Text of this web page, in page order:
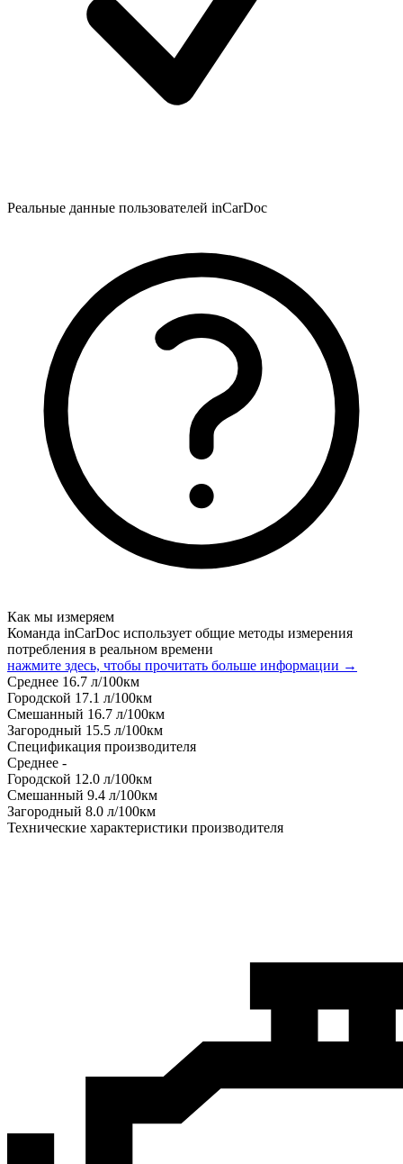
Реальные данные пользователей inCarDoc
Как мы измеряем
Команда inCarDoc использует общие методы измерения
потребления в реальном времени
нажмите здесь, чтобы прочитать больше информации →
Среднее 16.7 л/100км
Городской 17.1 л/100км
Смешанный 16.7 л/100км
Загородный 15.5 л/100км
Спецификация производителя
Среднее -
Городской 12.0 л/100км
Смешанный 9.4 л/100км
Загородный 8.0 л/100км
Технические характеристики производителя